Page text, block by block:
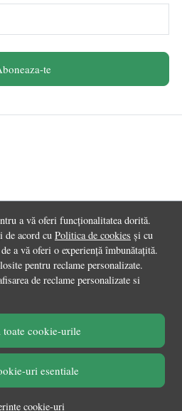
a vă oferi funcționalitatea dorită.
de acord cu Politica de cookies și cu
a vă oferi o experiență îmbunătațită.
pentru reclame personalizate.
de reclame personalizate si
toate cookie-urile
uri esentiale
cookie-uri
te